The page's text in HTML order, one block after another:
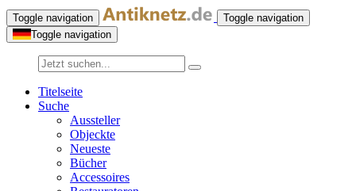
Toggle navigation
Toggle navigation
Toggle navigation
Titelseite
Suche
Aussteller
Objeckte
Neueste
Bücher
Accessoires